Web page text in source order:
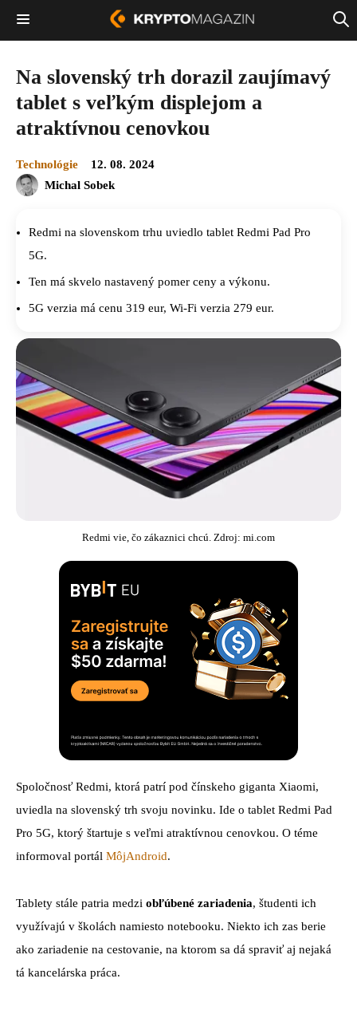
Na slovenský trh dorazil zaujímavý
tablet s veľkým displejom a
atraktívnou cenovkou
Technológie
12. 08. 2024
Michal Sobek
Redmi na slovenskom trhu uviedlo tablet Redmi Pad Pro
5G.
Ten má skvelo nastavený pomer ceny a výkonu.
5G verzia má cenu 319 eur, Wi-Fi verzia 279 eur.
Redmi vie, čo zákaznici chcú. Zdroj: mi.com
Spoločnosť Redmi, ktorá patrí pod čínskeho giganta Xiaomi,
uviedla na slovenský trh svoju novinku. Ide o tablet Redmi Pad
Pro 5G, ktorý štartuje s veľmi atraktívnou cenovkou. O téme
informoval portál MôjAndroid.
Tablety stále patria medzi obľúbené zariadenia, študenti ich
využívajú v školách namiesto notebooku. Niekto ich zas berie
ako zariadenie na cestovanie, na ktorom sa dá spraviť aj nejaká
tá kancelárska práca.